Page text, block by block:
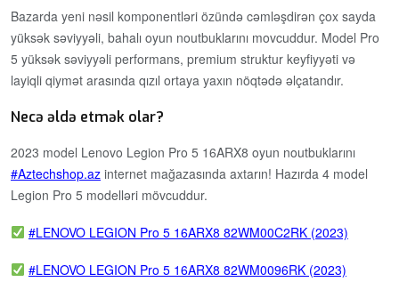
Bazarda yeni nəsil komponentləri özündə cəmləşdirən çox sayda
yüksək səviyyəli, bahalı oyun noutbuklarını movcuddur. Model Pro
5 yüksək səviyyəli performans, premium struktur keyfiyyəti və
layiqli qiymət arasında qızıl ortaya yaxın nöqtədə əlçatandır.
Necə əldə etmək olar?
2023 model Lenovo Legion Pro 5 16ARX8 oyun noutbuklarını
Aztechshop.az internet mağazasında axtarın! Hazırda 4 model
Legion Pro 5 modelləri mövcuddur.
LENOVO LEGION Pro 5 16ARX8 82WM00C2RK (2023)
LENOVO LEGION Pro 5 16ARX8 82WM0096RK (2023)